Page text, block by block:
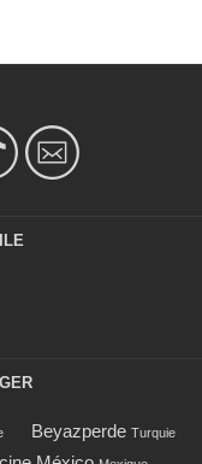
Beyazperde Turquie